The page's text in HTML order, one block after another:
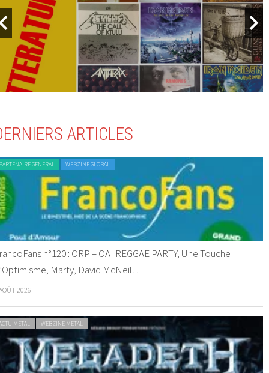
ARTICLES
GENERAL WEBZINE GLOBAL
n°120 : ORP – OAI REGGAE PARTY, Une Touche
Marty, David McNeil…
2026
METAL WEBZINE METAL